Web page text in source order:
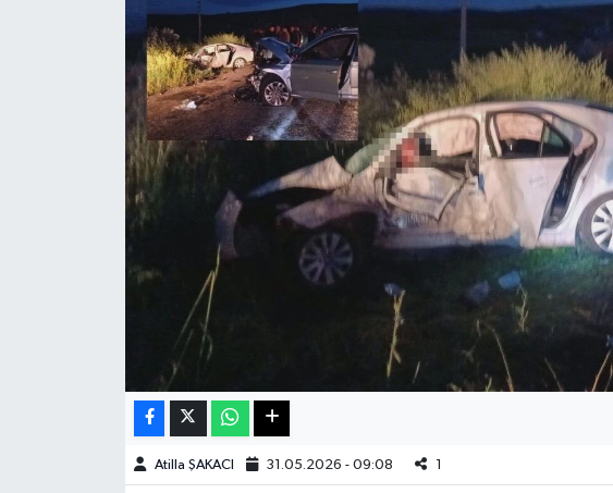
Atilla ŞAKACI 31.05.2026 - 09:08 1
Haberde İnsan
Kültür Sanat
Magazin
Manşet Altı
SürManşet